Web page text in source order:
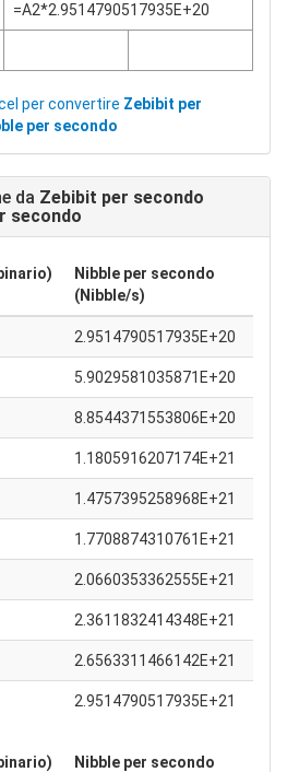
=A2*2.9514790517935E+20
per convertire Zebibit per
per secondo
da Zebibit per secondo
secondo
Nibble per secondo
(Nibble/s)
2.9514790517935E+20
5.9029581035871E+20
8.8544371553806E+20
1.1805916207174E+21
1.4757395258968E+21
1.7708874310761E+21
2.0660353362555E+21
2.3611832414348E+21
2.6563311466142E+21
2.9514790517935E+21
Nibble per secondo